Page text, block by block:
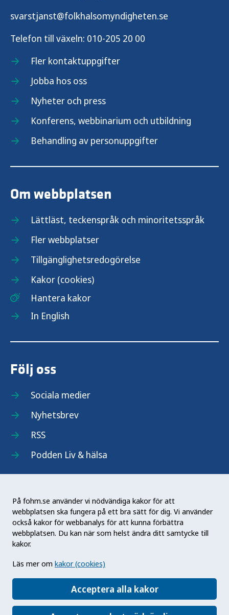
På fohm.se använder vi nödvändiga kakor för att
webbplatsen ska fungera på ett bra sätt för dig. Vi använder
också kakor för webbanalys för att kunna förbättra
webbplatsen. Du kan när som helst ändra ditt samtycke till
kakor.
Läs mer om kakor (cookies)
Acceptera alla kakor
svarstjanst@folkhalsomyndigheten.se
Telefon till växeln: 010-205 20 00
Fler kontaktuppgifter
Jobba hos oss
Nyheter och press
Konferens, webbinarium och utbildning
Behandling av personuppgifter
Om webbplatsen
Lättläst, teckenspråk och minoritetsspråk
Fler webbplatser
Tillgänglighetsredogörelse
Kakor (cookies)
Hantera kakor
In English
Följ oss
Sociala medier
Nyhetsbrev
RSS
Podden Liv & hälsa
Folkhälsomyndigheten (Fohm) är en nationell
kunskapsmyndighet som arbetar för en bättre
folkhälsa. Det gör myndigheten genom att
främja hälsa, förebygga ohälsa och skydda mot
hälsohot. Vår vision är en folkhälsa som stärker
samhällets utveckling.